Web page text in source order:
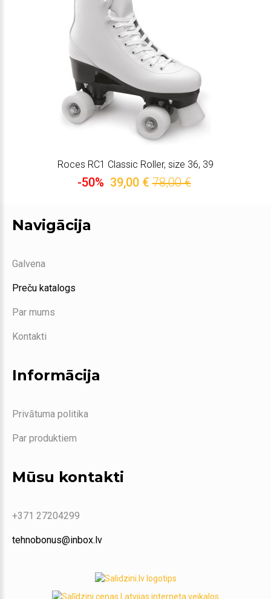
Roces RC1 Classic Roller, size 36, 39
-50% 39,00 € 78,00 €
Navigācija
Galvena
Preču katalogs
Par mums
Kontakti
Informācija
Privātuma politika
Par produktiem
Mūsu kontakti
+371 27204299
tehnobonus@inbox.lv